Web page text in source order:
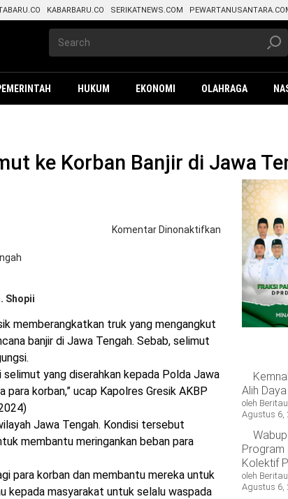
KABARBARU.CO SERIKATNEWS.COM
HUKUM EKONOMI OLAHRAGA
ke Korban Banjir di Jawa
Komentar Dinonaktifkan pada
Polres
Gresik
Kirim
Bantuan
Selimut
Korban
Banjir
Shopii
memberangkatkan truk yang mengangkut
banjir di Jawa Tengah. Sebab, selimut
yang diserahkan kepada Polda Jawa
korban,” ucap Kapolres Gresik AKBP
Jawa Tengah. Kondisi tersebut
membantu meringankan beban para
para korban dan membantu mereka untuk
kepada masyarakat untuk selalu waspada
Alih
oleh
Agustus 6,
Program
Kolektif
oleh
Agustus 6,